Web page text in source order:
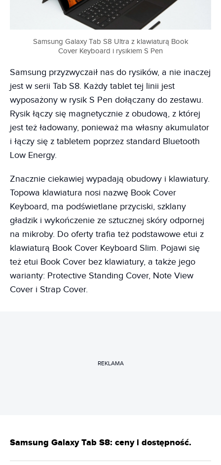
Samsung Galaxy Tab S8 Ultra z klawiaturą Book
Cover Keyboard i rysikiem S Pen
Samsung przyzwyczaił nas do rysików, a nie inaczej
jest w serii Tab S8. Każdy tablet tej linii jest
wyposażony w rysik S Pen dołączany do zestawu.
Rysik łączy się magnetycznie z obudową, z której
jest też ładowany, ponieważ ma własny akumulator
i łączy się z tabletem poprzez standard Bluetooth
Low Energy.
Znacznie ciekawiej wypadają obudowy i klawiatury.
Topowa klawiatura nosi nazwę Book Cover
Keyboard, ma podświetlane przyciski, szklany
gładzik i wykończenie ze sztucznej skóry odpornej
na mikroby. Do oferty trafia też podstawowe etui z
klawiaturą Book Cover Keyboard Slim. Pojawi się
też etui Book Cover bez klawiatury, a także jego
warianty: Protective Standing Cover, Note View
Cover i Strap Cover.
REKLAMA
Samsung Galaxy Tab S8: ceny i dostępność.